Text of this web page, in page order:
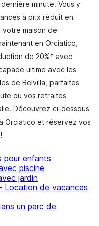
minute. Vous y
à prix réduit en
votre maison de
en Orciatico,
de 20%* avec
ultime avec les
de Belvilla, parfaites
ou vos retraites
Découvrez ci-dessous
Orciatico et réservez vos
pour enfants
piscine
jardin
Location de vacances
un parc de